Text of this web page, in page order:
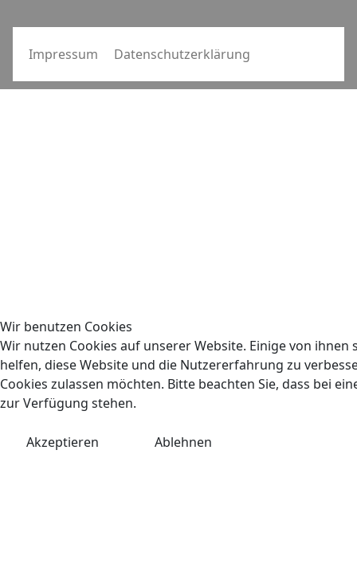
Impressum Datenschutzerklärung
Wir benutzen Cookies
Wir nutzen Cookies auf unserer Website. Einige von
helfen, diese Website und die Nutzererfahrung zu
Cookies zulassen möchten. Bitte beachten Sie, dass bei
zur Verfügung stehen.
Akzeptieren Ablehnen